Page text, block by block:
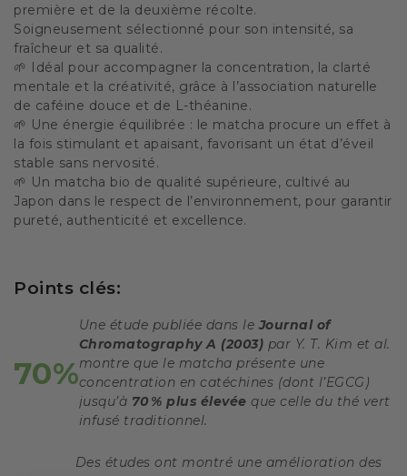
première et de la deuxième récolte.
Soigneusement sélectionné pour son intensité, sa
fraîcheur et sa qualité.
🌱 Idéal pour accompagner la concentration, la clarté
mentale et la créativité, grâce à l’association naturelle
de caféine douce et de L-théanine.
🌱 Une énergie équilibrée : le matcha procure un effet à
la fois stimulant et apaisant, favorisant un état d’éveil
stable sans nervosité.
🌱 Un matcha bio de qualité supérieure, cultivé au
Japon dans le respect de l’environnement, pour garantir
pureté, authenticité et excellence.
Points clés:
70%
Une étude publiée dans leJournal of
Chromatography A (2003) par Y. T. Kim et al.
montre que le matcha présente une
concentration en catéchines (dont l’EGCG)
jusqu’à 70 % plus élevée que celle du thé vert
infusé traditionnel.
Des études ont montré une amélioration des